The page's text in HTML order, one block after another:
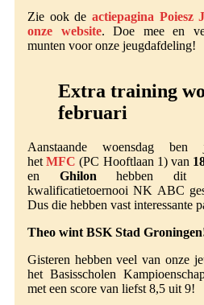
Zie ook de actiepagina Poiesz
onze website. Doe mee en
munten voor onze jeugdafdeling!
Extra training
februari
Aanstaande woensdag
hetMFC (PC Hooftlaan 1) van
en Ghilon hebben dit
kwalificatietoernooi NK ABC
Dus die hebben vast interessante
Theo wint BSK Stad
Gisteren hebben veel van onze
het Basisscholen
met een score van liefst 8,5 uit 9!